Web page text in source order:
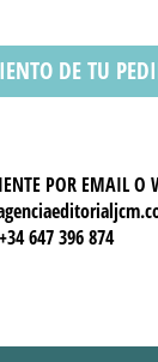
DE TU
POR EMAIL O
+34 647 396 874